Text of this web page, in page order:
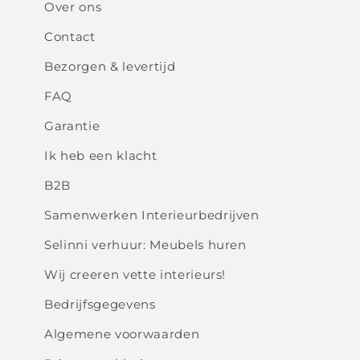
Over ons
Contact
Bezorgen & levertijd
FAQ
Garantie
Ik heb een klacht
B2B
Samenwerken Interieurbedrijven
Selinni verhuur: Meubels huren
Wij creeren vette interieurs!
Bedrijfsgegevens
Algemene voorwaarden